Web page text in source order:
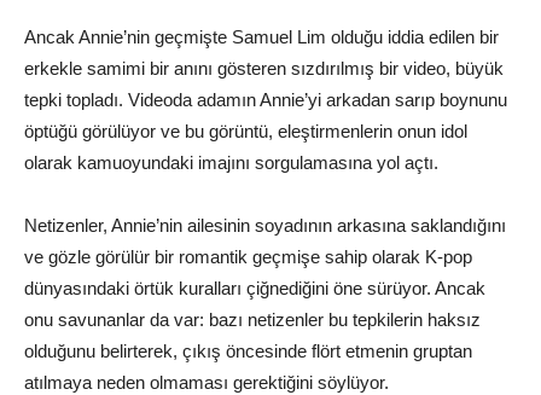
Ancak Annie’nin geçmişte Samuel Lim olduğu iddia edilen bir
erkekle samimi bir anını gösteren sızdırılmış bir video, büyük
tepki topladı. Videoda adamın Annie’yi arkadan sarıp boynunu
öptüğü görülüyor ve bu görüntü, eleştirmenlerin onun idol
olarak kamuoyundaki imajını sorgulamasına yol açtı.
Netizenler, Annie’nin ailesinin soyadının arkasına saklandığını
ve gözle görülür bir romantik geçmişe sahip olarak K-pop
dünyasındaki örtük kuralları çiğnediğini öne sürüyor. Ancak
onu savunanlar da var: bazı netizenler bu tepkilerin haksız
olduğunu belirterek, çıkış öncesinde flört etmenin gruptan
atılmaya neden olmaması gerektiğini söylüyor.